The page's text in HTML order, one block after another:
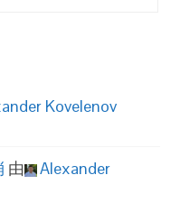
Kovelenov
由
Alexander